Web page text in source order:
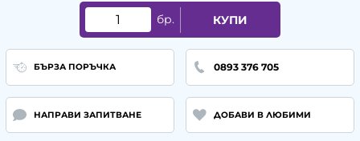
бр. КУПИ
БЪРЗА ПОРЪЧКА 0893 376 705
НАПРАВИ ЗАПИТВАНЕ ДОБАВИ В ЛЮБИМИ